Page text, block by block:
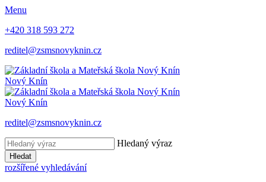
Menu
+420 318 593 272
reditel@zsmsnovyknin.cz
Nový Knín
Nový Knín
reditel@zsmsnovyknin.cz
Hledaný výraz
Hledat
rozšířené vyhledávání